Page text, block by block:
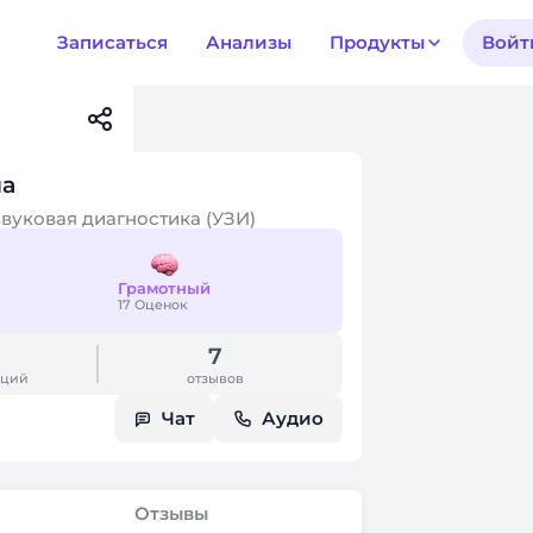
Записаться Анализы Продукты
диагностика (УЗИ)
Грамотный
17 Оценок
7
отзывов
Чат Аудио
Отзывы